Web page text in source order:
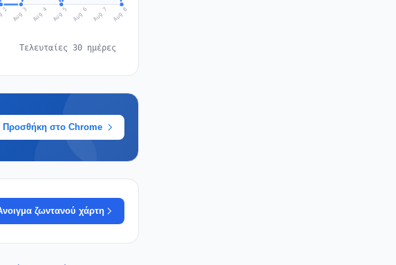
2 Aug 3 Aug 4 Aug 5 Aug 6 Aug 7 Aug 8
Τελευταίες 30 ημέρες
Προσθήκη στο Chrome
ζωντανού χάρτη